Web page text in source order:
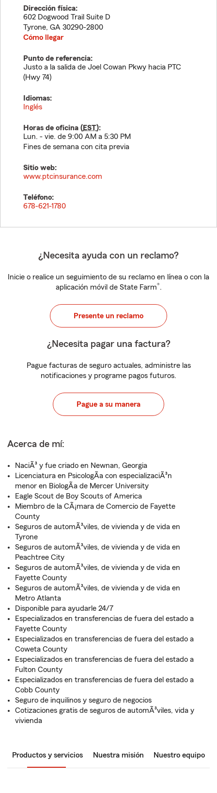
Dirección física:
602 Dogwood Trail Suite D
Tyrone, GA 30290-2800
Cómo llegar
Punto de referencia:
Justo a la salida de Joel Cowan Pkwy hacia PTC
(Hwy 74)
Idiomas:
Inglés
Horas de oficina (EST):
Lun. - vie. de 9:00 AM a 5:30 PM
Fines de semana con cita previa
Sitio web:
www.ptcinsurance.com
Teléfono:
678-621-1780
¿Necesita ayuda con un reclamo?
Inicie o realice un seguimiento de su reclamo en línea o con la
aplicación móvil de State Farm®.
Presente un reclamo
¿Necesita pagar una factura?
Pague facturas de seguro actuales, administre las
notificaciones y programe pagos futuros.
Pague a su manera
Acerca de mí:
NaciÃ³ y fue criado en Newnan, Georgia
Licenciatura en PsicologÃ­a con especializaciÃ³n
menor en BiologÃ­a de Mercer University
Eagle Scout de Boy Scouts of America
Miembro de la CÃ¡mara de Comercio de Fayette
County
Seguros de automÃ³viles, de vivienda y de vida en
Tyrone
Seguros de automÃ³viles, de vivienda y de vida en
Peachtree City
Seguros de automÃ³viles, de vivienda y de vida en
Fayette County
Seguros de automÃ³viles, de vivienda y de vida en
Metro Atlanta
Disponible para ayudarle 24/7
Especializados en transferencias de fuera del estado a
Fayette County
Especializados en transferencias de fuera del estado a
Coweta County
Especializados en transferencias de fuera del estado a
Fulton County
Especializados en transferencias de fuera del estado a
Cobb County
Seguro de inquilinos y seguro de negocios
Cotizaciones gratis de seguros de automÃ³viles, vida y
vivienda
Productos y servicios Nuestra misión Nuestro equipo